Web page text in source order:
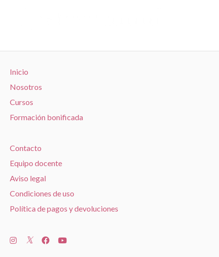
Inicio
Nosotros
Cursos
Formación bonificada
Contacto
Equipo docente
Aviso legal
Condiciones de uso
Política de pagos y devoluciones